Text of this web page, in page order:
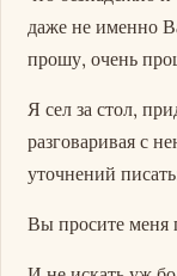
даже не именно
прошу, очень
Я сел за стол,
разговаривая с
уточнений
Вы просите меня